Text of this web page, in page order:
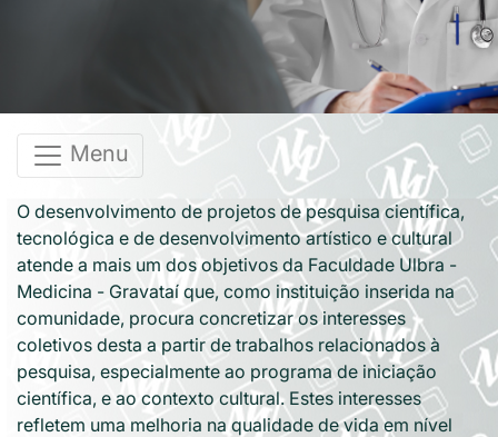
Menu
O desenvolvimento de projetos de pesquisa científica,
tecnológica e de desenvolvimento artístico e cultural
atende a mais um dos objetivos da Faculdade Ulbra -
Medicina - Gravataí que, como instituição inserida na
comunidade, procura concretizar os interesses
coletivos desta a partir de trabalhos relacionados à
pesquisa, especialmente ao programa de iniciação
científica, e ao contexto cultural. Estes interesses
refletem uma melhoria na qualidade de vida em nível